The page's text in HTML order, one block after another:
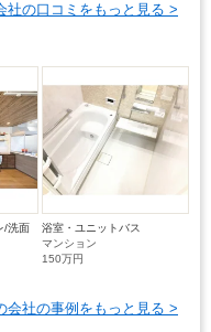
社の口コミをもっと見る >
/洗面
浴室・ユニットバス
マンション
150万円
会社の事例をもっと見る >